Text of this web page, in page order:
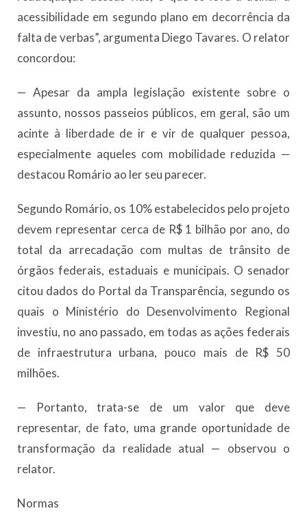
acessibilidade em segundo plano em decorrência da
falta de verbas”, argumenta Diego Tavares. O relator
concordou:
— Apesar da ampla legislação existente sobre o
assunto, nossos passeios públicos, em geral, são um
acinte à liberdade de ir e vir de qualquer pessoa,
especialmente aqueles com mobilidade reduzida —
destacou Romário ao ler seu parecer.
Segundo Romário, os 10% estabelecidos pelo projeto
devem representar cerca de R$ 1 bilhão por ano, do
total da arrecadação com multas de trânsito de
órgãos federais, estaduais e municipais. O senador
citou dados do Portal da Transparência, segundo os
quais o Ministério do Desenvolvimento Regional
investiu, no ano passado, em todas as ações federais
de infraestrutura urbana, pouco mais de R$ 50
milhões.
— Portanto, trata-se de um valor que deve
representar, de fato, uma grande oportunidade de
transformação da realidade atual — observou o
relator.
Normas